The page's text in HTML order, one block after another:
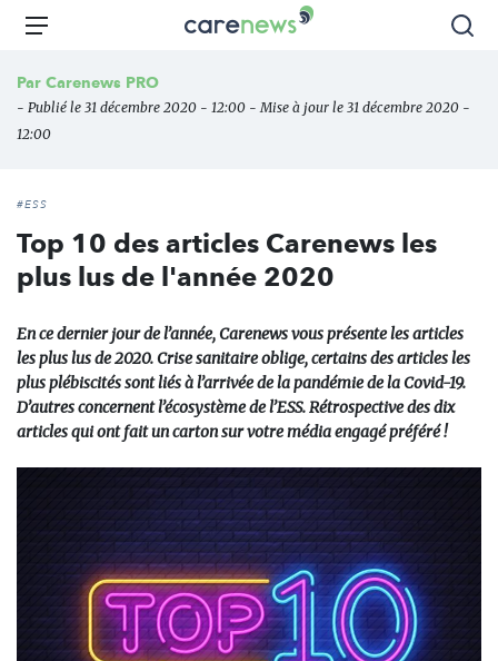
Aller
principal
Carenews,
des
Menu
Par Carenews PRO
- Publié le 31 décembre 2020 - 12:00 - Mise à jour le 31 décembre 2020 -
12:00
#ESS
Top 10 des articles Carenews les
plus lus de l'année 2020
En ce dernier jour de l’année, Carenews vous présente les articles
les plus lus de 2020. Crise sanitaire oblige, certains des articles les
plus plébiscités sont liés à l’arrivée de la pandémie de la Covid-19.
D’autres concernent l’écosystème de l’ESS. Rétrospective des dix
articles qui ont fait un carton sur votre média engagé préféré !